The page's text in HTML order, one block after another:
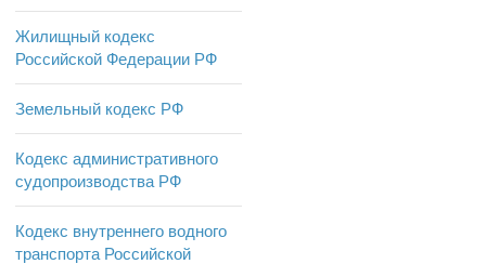
Жилищный кодекс
Российской Федерации РФ
Земельный кодекс РФ
Кодекс административного
судопроизводства РФ
Кодекс внутреннего водного
транспорта Российской